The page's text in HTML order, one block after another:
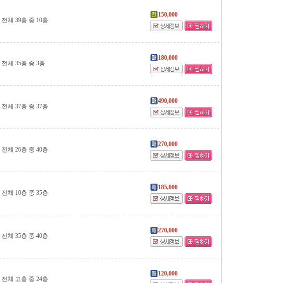
체 39층 중 10층
150,000
체 35층 중 3층
180,000
체 37층 중 37층
490,000
체 26층 중 40층
270,000
체 10층 중 35층
185,000
체 35층 중 40층
270,000
체 고층 중 24층
120,000